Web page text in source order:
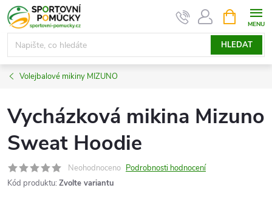
Přejít
na
obsah
HLEDAT
NÁKUPNÍ
KOŠÍK
Volejbalové mikiny MIZUNO
Vycházková mikina Mizuno
Sweat Hoodie
Neohodnoceno Podrobnosti hodnocení
Kód produktu: Zvolte variantu